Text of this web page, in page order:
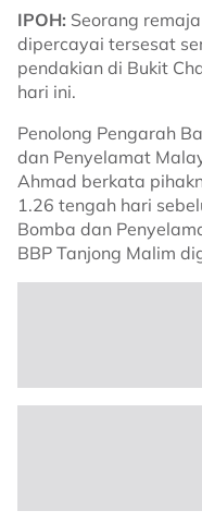
IPOH: Seorang
dipercayai tersesat
pendakian di Bukit
hari ini.
Penolong Pengarah
dan Penyelamat
Ahmad berkata
1.26 tengah hari
Bomba dan
BBP Tanjong Malim